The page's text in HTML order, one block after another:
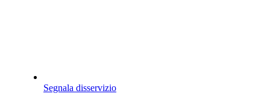
Segnala disservizio